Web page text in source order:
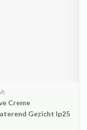
Creme
Gezicht Ip25